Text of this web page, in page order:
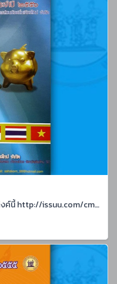
อ่านรายงานกิจการประจำปี 2556 ได้ที่ลิงค์นี้ http://issuu.com/cmsahakorn/docs/year-report-2556